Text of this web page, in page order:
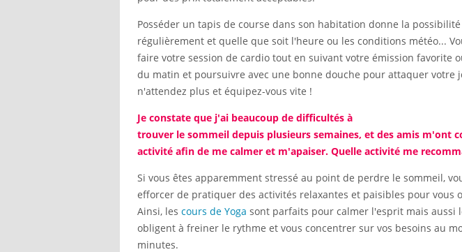
Posséder un tapis de course dans son habitation donne la
régulièrement et quelle que soit l'heure ou les conditions météo...
faire votre session de cardio tout en suivant votre émission favorite
du matin et poursuivre avec une bonne douche pour attaquer votre
n'attendez plus et équipez-vous vite !
Je constate que j'ai beaucoup de difficultés à
trouver le sommeil depuis plusieurs semaines, et des amis m'ont
activité afin de me calmer et m'apaiser. Quelle activité me
Si vous êtes apparemment stressé au point de perdre le sommeil,
efforcer de pratiquer des activités relaxantes et paisibles pour vous
Ainsi, les cours de Yoga sont parfaits pour calmer l'esprit mais aussi
obligent à freiner le rythme et vous concentrer sur vos besoins au
minutes.